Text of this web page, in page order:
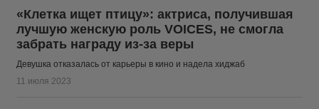
«Клетка ищет птицу»: актриса, получившая
лучшую женскую роль VOICES, не смогла
забрать награду из-за веры
Девушка отказалась от карьеры в кино и надела хиджаб
11 июля 2023